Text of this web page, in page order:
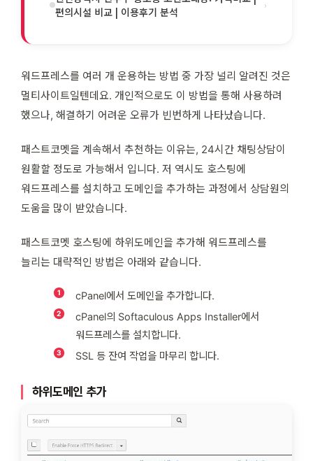
편의시설 비교 | 이용후기 분석
›
워드프레스를 여러 개 운용하는 방법 중 가장 널리 알려진 것은
멀티사이트일텐데요. 개인적으로도 이 방법을 통해 사용하려
했으나, 해결하기 어려운 오류가 빈번하게 나타났습니다.
패스트코멧을 계속해서 추천하는 이유는, 24시간 채팅상담이
원활할 정도로 가능해서 입니다. 저 역시도 호스팅에
워드프레스를 설치하고 도메인을 추가하는 과정에서 상담원의
도움을 많이 받았습니다.
패스트코멧 호스팅에 하위도메인을 추가해 워드프레스를
늘리는 대략적인 방법은 아래와 같습니다.
cPanel에서 도메인을 추가합니다.
cPanel의 Softaculous Apps Installer에서
워드프레스를 설치합니다.
SSL 등 잔여 작업을 마무리 합니다.
하위도메인 추가